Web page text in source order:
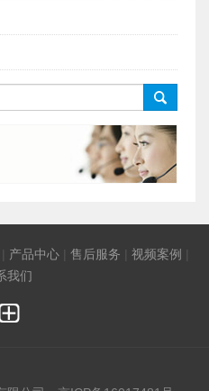
󰀧
产品中心 售后服务 视频案例
我们